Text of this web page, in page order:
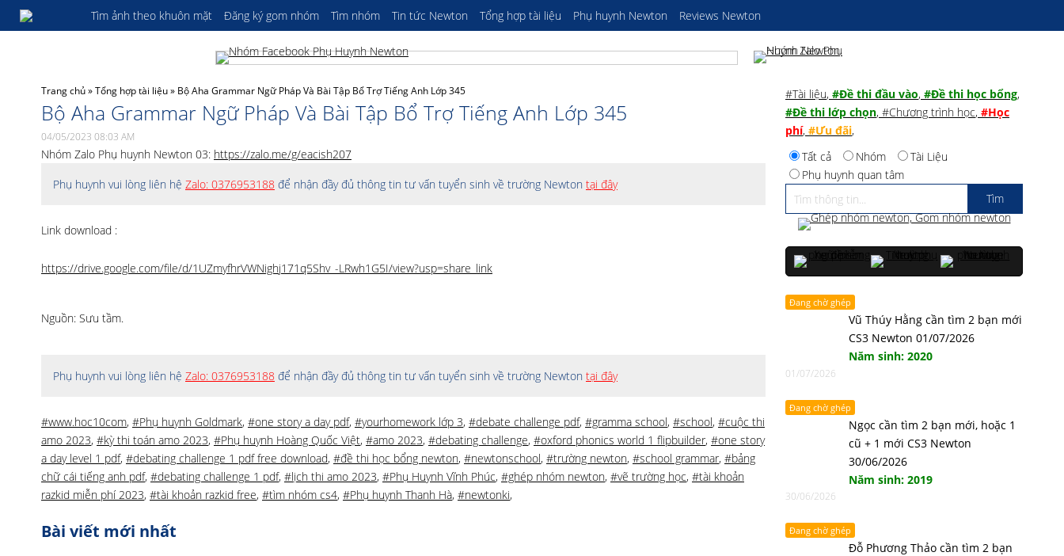
Tìm ảnh theo khuôn mặt Đăng ký gom nhóm Tìm nhóm Tin tức Newton Tổng hợp tài liệu Phụ huynh Newton Reviews Newton
Trang chủ»Tổng hợp tài liệu» Bộ Aha Grammar Ngữ Pháp Và Bài Tập Bổ Trợ Tiếng Anh Lớp 345
Bộ Aha Grammar Ngữ Pháp Và Bài Tập Bổ Trợ Tiếng Anh Lớp 345
04/05/2023 08:03 AM
Nhóm Zalo Phụ huynh Newton 03: https://zalo.me/g/eacish207
Phụ huynh vui lòng liên hệ Zalo: 0376953188 để nhận đầy đủ thông tin tư vấn tuyển sinh về trường Newton tại đây
Link download :
https://drive.google.com/file/d/1UZmyfhrVWNighj171q5Shv_-LRwh1G5I/view?usp=share_link
Nguồn: Sưu tầm.
Phụ huynh vui lòng liên hệ Zalo: 0376953188 để nhận đầy đủ thông tin tư vấn tuyển sinh về trường Newton tại đây
#www.hoc10com, #Phụ huynh Goldmark, #one story a day pdf, #yourhomework lớp 3, #debate challenge pdf, #gramma school, #school, #cuộc thi
amo 2023, #kỳ thi toán amo 2023, #Phụ huynh Hoàng Quốc Việt, #amo 2023, #debating challenge, #oxford phonics world 1 flipbuilder, #one story
a day level 1 pdf, #debating challenge 1 pdf free download, #đề thi học bổng newton, #newtonschool, #trường newton, #school grammar, #bảng
chữ cái tiếng anh pdf, #debating challenge 1 pdf, #lịch thi amo 2023, #Phụ Huynh Vĩnh Phúc, #ghép nhóm newton, #vẽ trường học, #tài khoản
razkid miễn phí 2023, #tài khoản razkid free, #tìm nhóm cs4, #Phụ huynh Thanh Hà, #newtonki,
Bài viết mới nhất
#Tài liệu, #Đề thi đầu vào, #Đề thi học bổng,
#Đề thi lớp chọn, #Chương trình học, #Học
phí, #Ưu đãi,
Tất cả
Nhóm
Tài Liệu
Phụ huynh quan tâm
Đang chờ ghép
Vũ Thúy Hằng cần tìm 2 bạn mới
CS3 Newton 01/07/2026
Năm sinh: 2020
01/07/2026
Đang chờ ghép
Ngọc cần tìm 2 bạn mới, hoặc 1
cũ + 1 mới CS3 Newton
30/06/2026
Năm sinh: 2019
30/06/2026
Đang chờ ghép
Đỗ Phương Thảo cần tìm 2 bạn